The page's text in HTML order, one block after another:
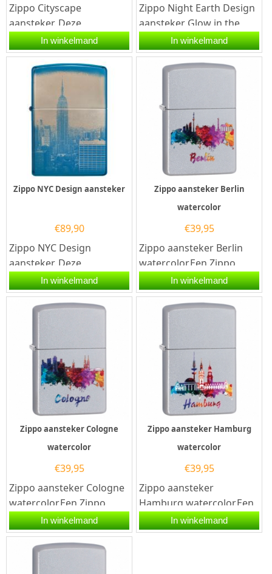
Zippo Cityscape
aansteker. Deze
aansteker is met
hoogglans afgewerkt in
de kleur...
In winkelmand
Zippo Night Earth Design
aansteker Glow in the
Dark. Deze Zippo
aansteker heeft rondom
een...
In winkelmand
Zippo NYC Design aansteker
€89,90
Zippo NYC Design
aansteker. Deze
aansteker heeft
een hoogglans afwerking
in de kleur blauw....
In winkelmand
Zippo aansteker Berlin
watercolor
€39,95
Zippo aansteker Berlin
watercolor.Een Zippo
aansteker is een
kwalitatief
goede aansteker met de...
In winkelmand
Zippo aansteker Cologne
watercolor
€39,95
Zippo aansteker Cologne
watercolor.Een Zippo
aansteker is een
kwalitatief
goede aansteker met...
In winkelmand
Zippo aansteker Hamburg
watercolor
€39,95
Zippo aansteker
Hamburg watercolor.Een
Zippo aansteker is een
kwalitatief
In winkelmand